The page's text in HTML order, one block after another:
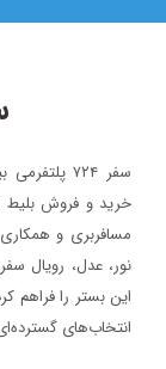
سفر ۷۲۴
خرید و فروش بلیط
مسافربری و
نور، عدل، رویال
این بستر را فراهم
انتخاب‌های